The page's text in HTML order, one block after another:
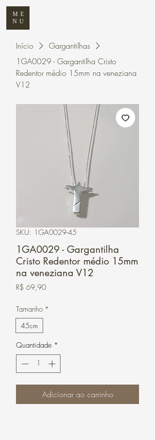
ME
NU
Início
Gargantilhas
1GA0029 - Gargantilha Cristo
Redentor médio 15mm na veneziana
V12
SKU: 1GA0029-45
1GA0029 - Gargantilha
Cristo Redentor médio 15mm
na veneziana V12
R$ 69,90Preço
Tamanho *
45cm
Quantidade *
Adicionar ao carrinho